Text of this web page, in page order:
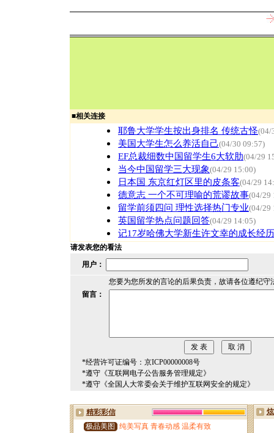
■相关连接
耶鲁大学学生按出身排名 传统古怪(04/
美国大学生怎么养活自己(04/30 09:57)
EF总裁细数中国留学生6大软肋(04/29
当今中国留学三大现象(04/29 15:00)
日本国 东京红灯区里的皮条客(04/29
德意志 一个不可理喻的荒谬故事(04/29
留学前须四问 理性选择热门专业(04/29
英国留学热点问题回答(04/29 14:05)
记17岁哈佛大学新生许文幸的成长经历
请发表您的看法
用户：
您要为您所发的言论的后果负责，故请各位遵纪守
留言：
*经营许可证编号：京ICP00000008号
*遵守《互联网电子公告服务管理规定》
*遵守《全国人大常委会关于维护互联网安全的规定》